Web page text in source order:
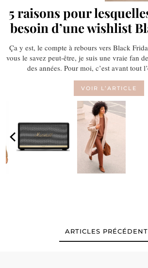
5 raisons pour
besoin d’une wishlist
Ça y est, le compte à rebours vers Black
vous le savez peut-être, je suis une vraie fan
des années. Pour moi, c’est avant tout
VOIR L’ARTICLE
ARTICLES